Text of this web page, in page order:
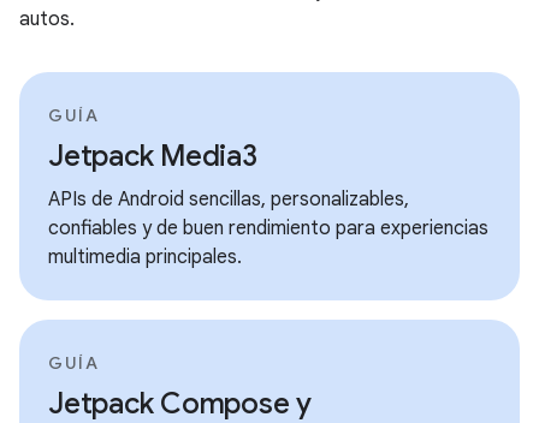
autos.
GUÍA
Jetpack Media3
APIs de Android sencillas, personalizables,
confiables y de buen rendimiento para experiencias
multimedia principales.
GUÍA
Jetpack Compose y